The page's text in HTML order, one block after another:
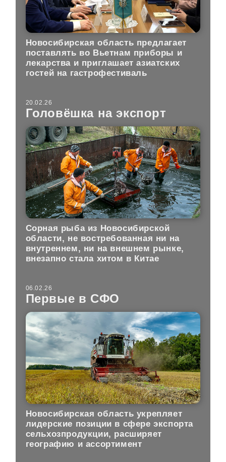
Новосибирская область предлагает
поставлять во Вьетнам приборы и
лекарства и приглашает азиатских
гостей на гастрофестиваль
20.02.26
Головёшка на экспорт
Сорная рыба из Новосибирской
области, не востребованная ни на
внутреннем, ни на внешнем рынке,
внезапно стала хитом в Китае
06.02.26
Первые в СФО
Новосибирская область укрепляет
лидерские позиции в сфере экспорта
сельхозпродукции, расширяет
географию и ассортимент